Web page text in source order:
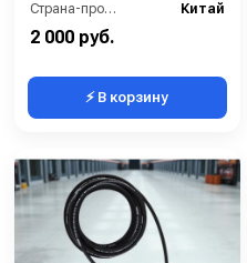
Страна-производитель:
Китай
2 000 руб.
⚡ В корзину